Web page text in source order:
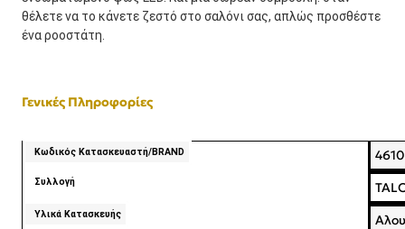
θέλετε να το κάνετε ζεστό στο σαλόνι σας, απλώς προσθέστε
ένα ροοστάτη.
Γενικές Πληροφορίες
Κωδικός Κατασκευαστή/BRAND
Συλλογή
Υλικά Κατασκευής